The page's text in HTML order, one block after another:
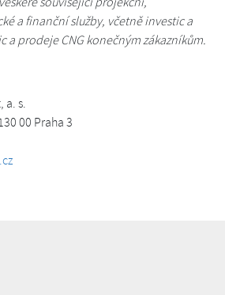
a finanční služby, včetně investic a
a prodeje CNG konečným zákazníkům.
a. s.
00 Praha 3